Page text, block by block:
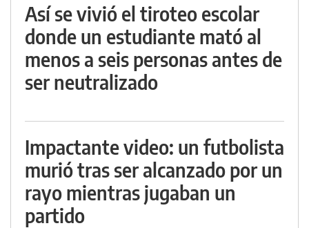
Así se vivió el tiroteo escolar
donde un estudiante mató al
menos a seis personas antes de
ser neutralizado
Impactante video: un futbolista
murió tras ser alcanzado por un
rayo mientras jugaban un
partido